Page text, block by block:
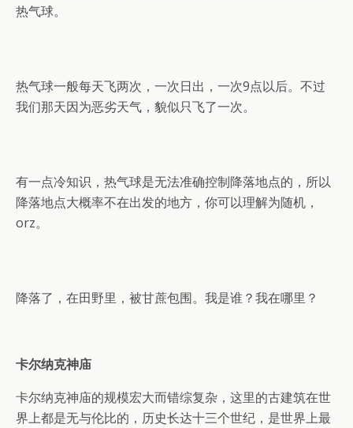
热气球。
热气球一般每天飞两次，一次日出，一次9点以后。不过
我们那天因为恶劣天气，貌似只飞了一次。
有一点冷知识，热气球是无法准确控制降落地点的，所以
降落地点大概率不在出发的地方，你可以理解为随机，
orz。
降落了，在田野里，被甘蔗包围。我是谁？我在哪里？
卡尔纳克神庙
卡尔纳克神庙的规模宏大而错综复杂，这里的古建筑在世
界上都是无与伦比的，历史长达十三个世纪，是世界上最